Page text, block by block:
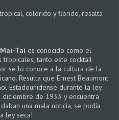
colorido y florido, resalta
Mai-Tai es conocido como el
tanto este cocktail
se lo conoce a la cultura de la
Resulta que Ernest Beaumont
Estadounidense durante la ley
diciembre de 1933 y encuentra
una mala noticia, se podía
ley seca!